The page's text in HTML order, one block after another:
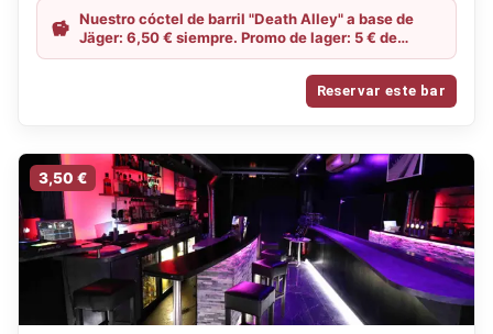
Nuestro cóctel de barril "Death Alley" a base de
Jäger: 6,50 € siempre. Promo de lager: 5 € de
martes a jueves hasta las 23:00. Happy Hour hasta
Reservar este bar
3,50 €